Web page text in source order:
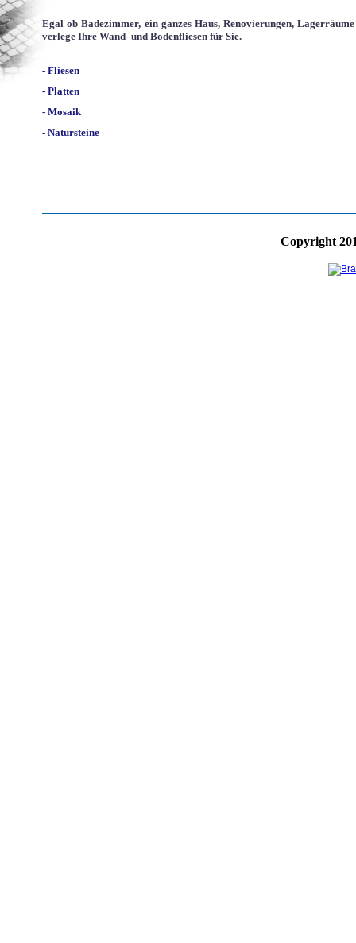
Egal ob Badezimmer, ein ganzes Haus, Renovierungen,
verlege Ihre Wand- und Bodenfliesen für Sie.
- Fliesen
- Platten
- Mosaik
- Natursteine
Copyright